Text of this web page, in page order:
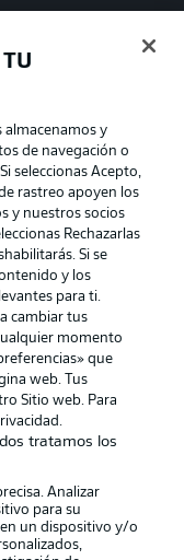
legal
de privacidad
de uso
almacenamos y
de navegación o
seleccionas Acepto,
rastreo apoyen los
y nuestros socios
Rechazarlas
Si se
y los
para ti.
cambiar tus
momento
que
web. Tus
Sitio web. Para
tratamos los
Analizar
para su
un dispositivo y/o